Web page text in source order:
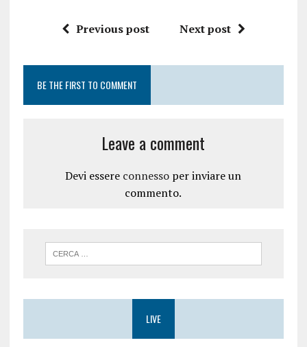
Previous post Next post
BE THE FIRST TO COMMENT
Leave a comment
Devi essere connesso per inviare un
commento.
LIVE